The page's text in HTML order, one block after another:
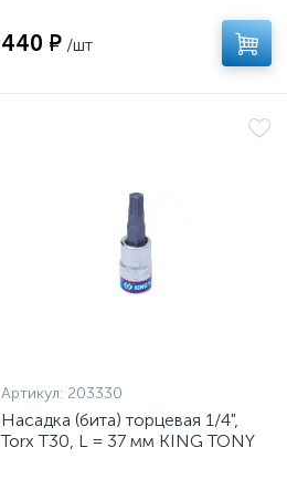
440 ₽ /шт
Артикул: 203330
Насадка (бита) торцевая 1/4",
Torx T30, L = 37 мм KING TONY